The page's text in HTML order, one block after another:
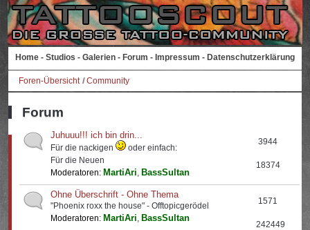
Home - Studios - Galerien - Forum - Impressum - Datenschutzerklärung
Foren-Übersicht Community
Forum
Juhuuu!!! ich bin drin...
Für die nackigen
oder einfach:
Für die Neuen
Moderatoren: MartiAri, BassSultan
3944
18374
Ohne Überschrift - Ohne Thema
"Phoenix roxx the house" - Offtopicgerödel
Moderatoren: MartiAri, BassSultan
1571
242449